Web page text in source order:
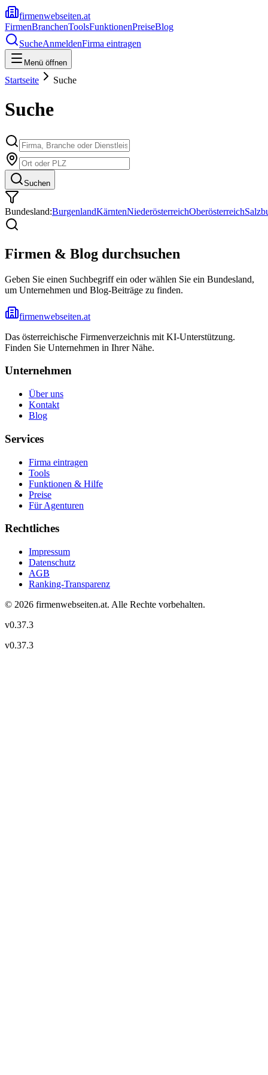
firmenwebseiten.at
FirmenBranchenToolsFunktionenPreiseBlog
SucheAnmeldenFirma eintragen
Menü öffnen
Startseite Suche
Suche
Suchen
Bundesland:BurgenlandKärntenNiederösterreichOberösterreich
Firmen & Blog durchsuchen
Geben Sie einen Suchbegriff ein oder wählen Sie ein Bundesland,
um Unternehmen und Blog-Beiträge zu finden.
firmenwebseiten.at
Das österreichische Firmenverzeichnis mit KI-Unterstützung.
Finden Sie Unternehmen in Ihrer Nähe.
Unternehmen
Über uns
Kontakt
Blog
Services
Firma eintragen
Tools
Funktionen & Hilfe
Preise
Für Agenturen
Rechtliches
Impressum
Datenschutz
AGB
Ranking-Transparenz
© 2026 firmenwebseiten.at. Alle Rechte vorbehalten.
v0.37.3
v0.37.3